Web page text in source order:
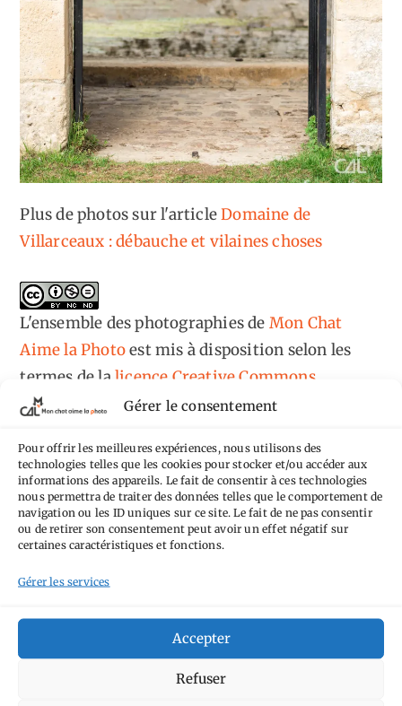
Gérer le consentement
Pour offrir les meilleures expériences, nous utilisons des
technologies telles que les cookies pour stocker et/ou accéder aux
informations des appareils. Le fait de consentir à ces technologies
nous permettra de traiter des données telles que le comportement de
navigation ou les ID uniques sur ce site. Le fait de ne pas consentir
ou de retirer son consentement peut avoir un effet négatif sur
certaines caractéristiques et fonctions.
Gérer les services
Accepter
Refuser
Plus de photos sur l'articleDomaine de
Villarceaux : débauche et vilaines choses
L'ensemble des photographiesde Mon Chat
Aime la Photoest mis à disposition selon les
termes de lalicence Creative Commons
Attribution - Pas d'Utilisation Commerciale -
Fondé(e) sur une œuvre dehttps://mcalp.fr.
Tags
Aimez-vous bordelAllemagne
Anti tourismeBarBelgiqueBurgerChat
DanemarkEspagne